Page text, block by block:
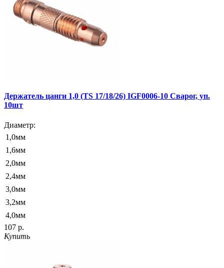
Держатель цанги 1,0 (TS 17/18/26) IGF0006-10 Сварог, уп.
10шт
Диаметр:
1,0мм
1,6мм
2,0мм
2,4мм
3,0мм
3,2мм
4,0мм
107 р.
Купить